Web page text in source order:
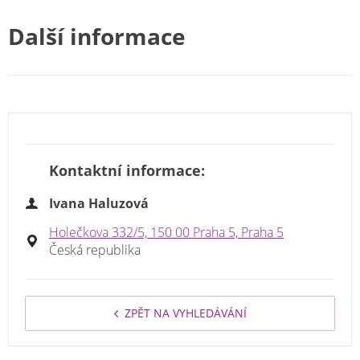
Další informace
Kontaktní informace:
Ivana Haluzová
Holečkova 332/5, 150 00 Praha 5, Praha 5
Česká republika
ZPĚT NA VYHLEDÁVÁNÍ